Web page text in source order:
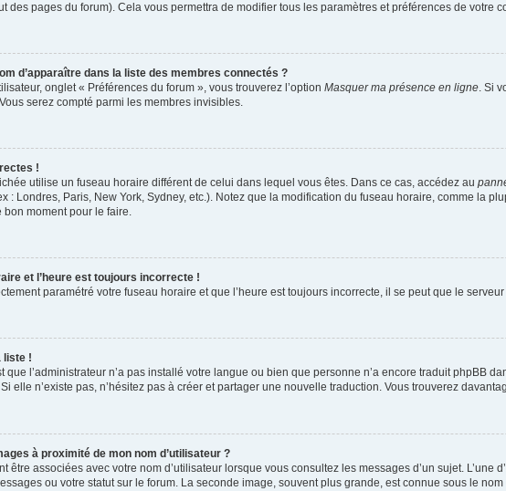
des pages du forum). Cela vous permettra de modifier tous les paramètres et préférences de votre
d’apparaître dans la liste des membres connectés ?
onglet « Préférences du forum », vous trouverez l’option Masquer ma présence en ligne. Si
serez compté parmi les membres invisibles.
!
utilise un fuseau horaire différent de celui dans lequel vous êtes. Dans ce cas, accédez au
: Londres, Paris, New York, Sydney, etc.). Notez que la modification du fuseau horaire, comme la
bon moment pour le faire.
et l’heure est toujours incorrecte !
paramétré votre fuseau horaire et que l’heure est toujours incorrecte, il se peut que le
liste !
que l’administrateur n’a pas installé votre langue ou bien que personne n’a encore traduit phpBB
elle n’existe pas, n’hésitez pas à créer et partager une nouvelle traduction. Vous trouverez
à proximité de mon nom d’utilisateur ?
être associées avec votre nom d’utilisateur lorsque vous consultez les messages d’un sujet.
ou votre statut sur le forum. La seconde image, souvent plus grande, est connue sous le